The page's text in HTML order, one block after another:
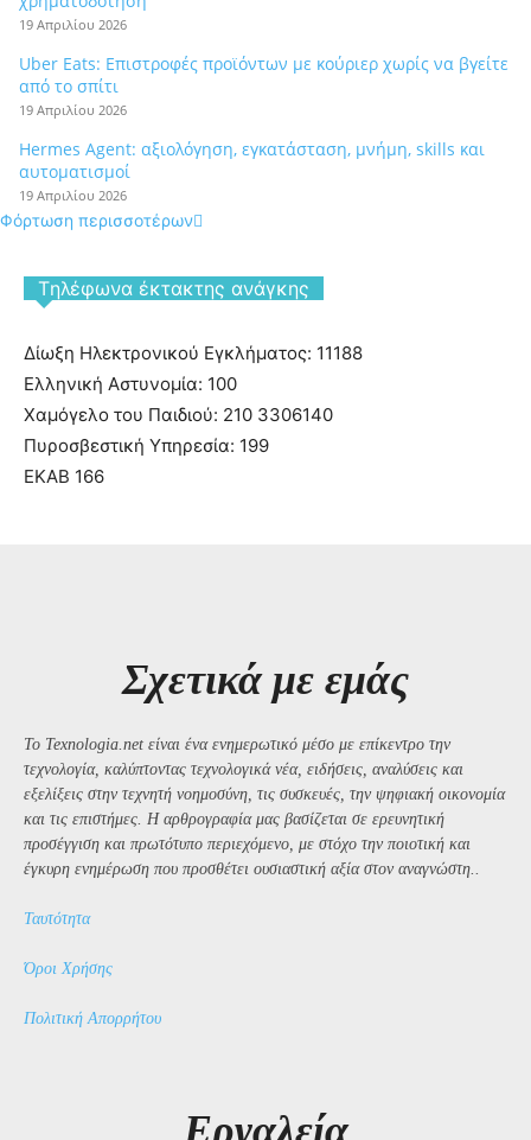
19 Απριλίου 2026
Uber Eats: Επιστροφές προϊόντων με κούριερ χωρίς να βγείτε
από το σπίτι
19 Απριλίου 2026
Hermes Agent: αξιολόγηση, εγκατάσταση, μνήμη, skills και
αυτοματισμοί
19 Απριλίου 2026
Φόρτωση περισσοτέρων
Tηλέφωνα έκτακτης ανάγκης
Δίωξη Ηλεκτρονικού Εγκλήματος: 11188
Ελληνική Αστυνομία: 100
Χαμόγελο του Παιδιού: 210 3306140
Πυροσβεστική Υπηρεσία: 199
ΕΚΑΒ 166
Σχετικά με εμάς
Το Texnologia.net είναι ένα ενημερωτικό μέσο με επίκεντρο την
τεχνολογία, καλύπτοντας τεχνολογικά νέα, ειδήσεις, αναλύσεις και
εξελίξεις στην τεχνητή νοημοσύνη, τις συσκευές, την ψηφιακή οικονομία
και τις επιστήμες. Η αρθρογραφία μας βασίζεται σε ερευνητική
προσέγγιση και πρωτότυπο περιεχόμενο, με στόχο την ποιοτική και
έγκυρη ενημέρωση που προσθέτει ουσιαστική αξία στον αναγνώστη..
Ταυτότητα
Όροι Χρήσης
Πολιτική Απορρήτου
Εργαλεία